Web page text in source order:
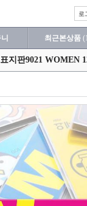
로
최근본상품
지판9021 WOMEN